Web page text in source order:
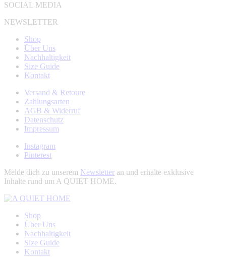
SOCIAL MEDIA
NEWSLETTER
Shop
Über Uns
Nachhaltigkeit
Size Guide
Kontakt
Versand & Retoure
Zahlungsarten
AGB & Widerruf
Datenschutz
Impressum
Instagram
Pinterest
Melde dich zu unserem Newsletter an und erhalte exklusive
Inhalte rund um A QUIET HOME.
Shop
Über Uns
Nachhaltigkeit
Size Guide
Kontakt